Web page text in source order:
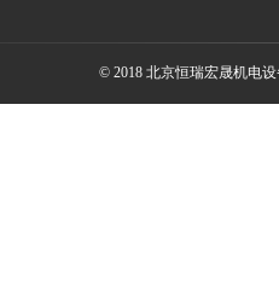
© 2018 北京恒瑞宏晟机电